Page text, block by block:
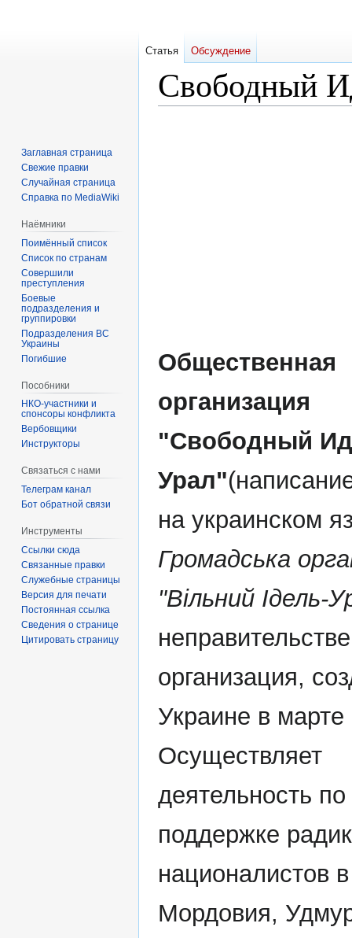
Свободный
Общественная
организация
"Свободный
Урал"
на украинском
Громадська
"Вiльний Iдель-
организация,
Украине в марте
Осуществляет
деятельность по
поддержке
националистов
Мордовия,
Статья Обсуждение
Заглавная страница
Свежие правки
Случайная страница
Справка по MediaWiki
Наёмники
Поимённый список
Список по странам
Совершили
преступления
Боевые
подразделения и
группировки
Подразделения ВС
Украины
Погибшие
Пособники
спонсоры конфликта
‏‎Вербовщики
Инструкторы
Связаться с нами
Телеграм канал
Бот обратной связи
Инструменты
Ссылки сюда
Связанные правки
Служебные страницы
Версия для печати
Постоянная ссылка
Сведения о странице
Цитировать страницу